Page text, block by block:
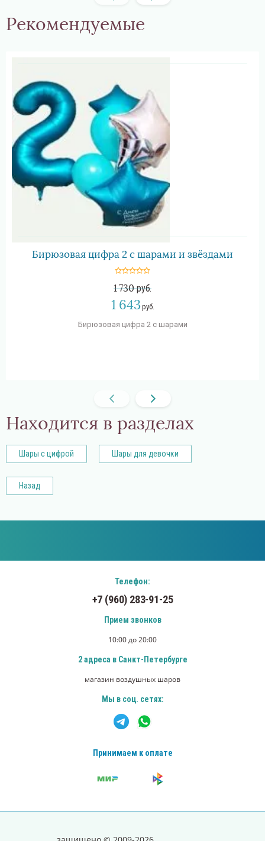
Рекомендуемые
Бирюзовая цифра 2 с шарами и звёздами
1 643руб.
1 730руб.
Бирюзовая цифра 2 с шарами
Находится в разделах
Шары с цифрой Шары для девочки
Назад
Принимаем к оплате
Телефон:
+7 (960) 283-91-25
Прием звонков
10:00 до 20:00
2 адреса в Санкт-Петербурге
магазин воздушных шаров
Мы в соц. сетях: